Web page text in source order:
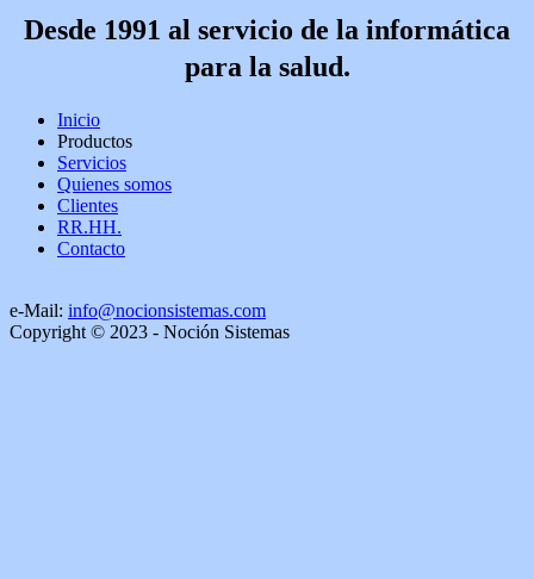
Desde 1991 al servicio de la informática
para la salud.
Inicio
Productos
Servicios
Quienes somos
Clientes
RR.HH.
Contacto
e-Mail: info@nocionsistemas.com
Copyright © 2023 - Noción Sistemas